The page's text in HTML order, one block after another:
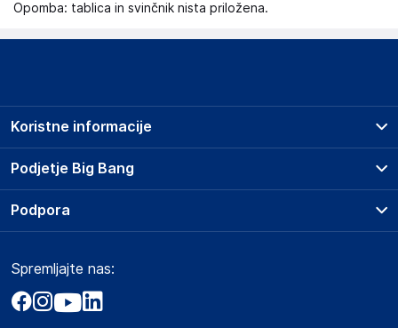
Opomba: tablica in svinčnik nista priložena.
Podjetje Big Bang
O podjetju
Obvestila za javnost
Akt o digitalnih storitvah
Koristne informacije
Prodajna mesta
Storitve
Dostava, vnos in odvoz
Zavarovanje izdelkov
Podpora
Marketplace
Kako oddati naročilo?
Spremljajte nas: